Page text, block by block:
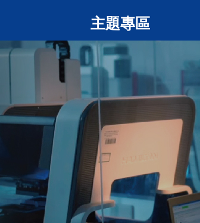
主題專區